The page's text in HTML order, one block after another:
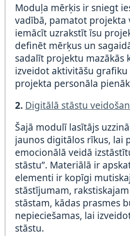
Moduļa mērķis ir sniegt
vadībā, pamatot projekta
iemācīt uzrakstīt īsu
definēt mērķus un
sadalīt projektu mazākās
izveidot aktivitāšu
projekta personāla
2. Digitālā stāstu
Šajā modulī lasītājs
jaunos digitālos rīkus, lai
emocionālā veidā
stāstu”. Materiālā ir
elementi ir kopīgi
stāstījumam,
stāstam, kādas prasmes
nepieciešamas, lai
stāstu.